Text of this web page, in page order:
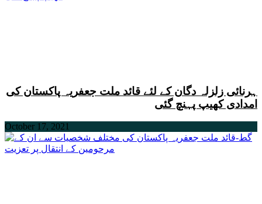
ہرنائی زلزلہ دگان کے لئے قائد ملت جعفریہ پاکستان کی
امدادی کھیپ پہنچ گئی
October 17, 2021